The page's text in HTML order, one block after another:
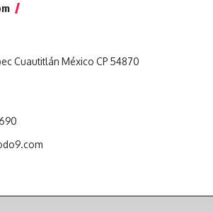
Cuautitlán México CP 54870